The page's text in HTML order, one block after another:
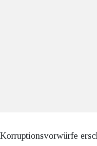
Korruptionsvorwürfe